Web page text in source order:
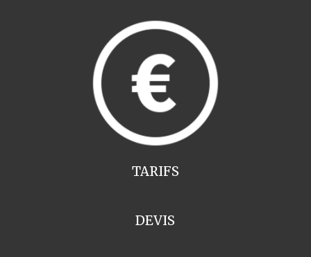
TARIFS
DEVIS